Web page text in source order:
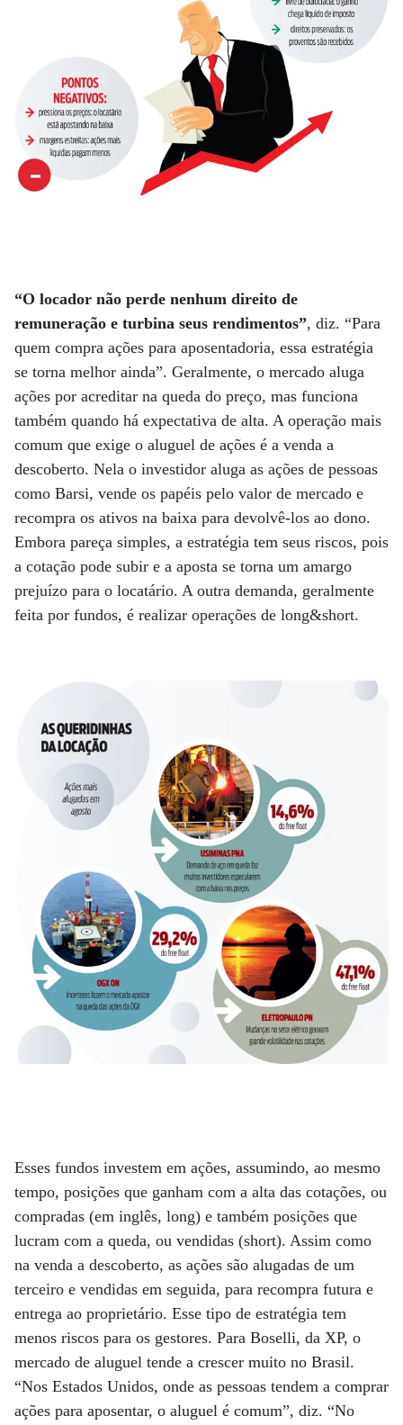
“O locador não perde nenhum direito de
remuneração e turbina seus rendimentos”, diz. “Para
quem compra ações para aposentadoria, essa estratégia
se torna melhor ainda”. Geralmente, o mercado aluga
ações por acreditar na queda do preço, mas funciona
também quando há expectativa de alta. A operação mais
comum que exige o aluguel de ações é a venda a
descoberto. Nela o investidor aluga as ações de pessoas
como Barsi, vende os papéis pelo valor de mercado e
recompra os ativos na baixa para devolvê-los ao dono.
Embora pareça simples, a estratégia tem seus riscos, pois
a cotação pode subir e a aposta se torna um amargo
prejuízo para o locatário. A outra demanda, geralmente
feita por fundos, é realizar operações de long&short.
Esses fundos investem em ações, assumindo, ao mesmo
tempo, posições que ganham com a alta das cotações, ou
compradas (em inglês, long) e também posições que
lucram com a queda, ou vendidas (short). Assim como
na venda a descoberto, as ações são alugadas de um
terceiro e vendidas em seguida, para recompra futura e
entrega ao proprietário. Esse tipo de estratégia tem
menos riscos para os gestores. Para Boselli, da XP, o
mercado de aluguel tende a crescer muito no Brasil.
“Nos Estados Unidos, onde as pessoas tendem a comprar
ações para aposentar, o aluguel é comum”, diz. “No